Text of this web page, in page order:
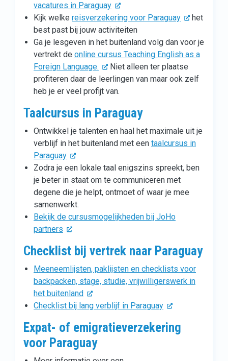
vacatures in Paraguay
Kijk welke reisverzekering voor Paraguay
het
best past bij jouw activiteiten
Ga je lesgeven in het buitenland volg dan voor je
vertrekt de online cursus Teaching English as a
Foreign Language.
Niet alleen ter plaatse
profiteren daar de leerlingen van maar ook zelf
heb je er veel profijt van.
Taalcursus in Paraguay
Ontwikkel je talenten en haal het maximale uit je
verblijf in het buitenland met een taalcursus in
Paraguay
Zodra je een lokale taal enigszins spreekt, ben
je beter in staat om te communiceren met
degene die je helpt, ontmoet of waar je mee
samenwerkt.
Bekijk de cursusmogelijkheden bij JoHo
partners
Checklist bij vertrek naar Paraguay
Meeneemlijsten, paklijsten en checklists voor
backpacken, stage, studie, vrijwilligerswerk in
het buitenland
Checklist bij lang verblijf in Paraguay
Expat- of emigratieverzekering
voor Paraguay